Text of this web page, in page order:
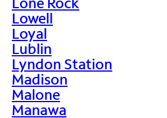
Lowell
Loyal
Lublin
Lyndon Station
Madison
Malone
Manawa